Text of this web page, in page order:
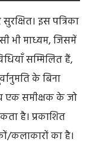
इस पत्रिका
भी माध्यम, जिसमें
सम्मिलित हैं,
के बिना
एक समीक्षक के जो
है। प्रकाशित
कलाकारों का है।